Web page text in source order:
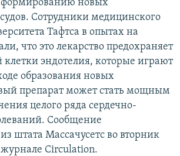
РС
новых
Сотрудники медицинского
Тафтса в опытах на
что это лекарство предохраняет
эндотелия, которые играют
образования новых
препарат может стать мощным
целого ряда сердечно-
Сообщение
штата Массачусетс во вторник
Circulation.